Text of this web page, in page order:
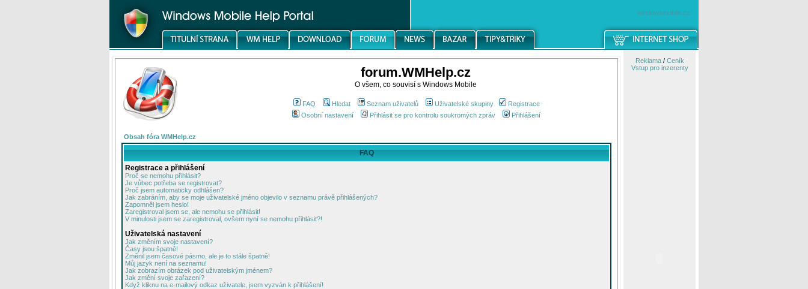
windowsmobile.cz
forum.WMHelp.cz
O všem, co souvisí s Windows Mobile
FAQ Hledat Seznam uživatelů Uživatelské skupiny
Registrace
Osobní nastavení
Přihlásit se pro kontrolu soukromých zpráv Přihlášení
Obsah fóra WMHelp.cz
FAQ
Registrace a přihlášení
Proč se nemohu přihlásit?
Je vůbec potřeba se registrovat?
Proč jsem automaticky odhlášen?
Jak zabráním, aby se moje uživatelské jméno objevilo v seznamu právě přihlášených?
Zapomněl jsem heslo!
Zaregistroval jsem se, ale nemohu se přihlásit!
V minulosti jsem se zaregistroval, ovšem nyní se nemohu přihlásit?!
Uživatelská nastavení
Jak změním svoje nastavení?
Časy jsou špatně!
Změnil jsem časové pásmo, ale je to stále špatně!
Můj jazyk není na seznamu!
Jak zobrazím obrázek pod uživatelským jménem?
Jak změní svoje zařazení?
Když kliknu na e-mailový odkaz uživatele, jsem vyzván k přihlášení!
Reklama/ Ceník
Vstup pro inzerenty